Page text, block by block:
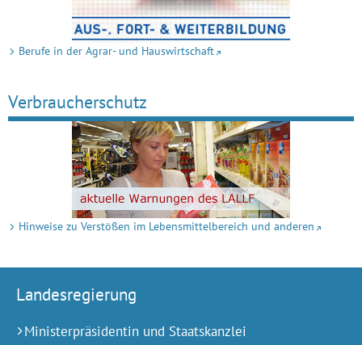
Berufe in der Agrar- und Hauswirtschaft
Verbraucherschutz
Hinweise zu Verstößen im Lebensmittelbereich und anderen
Landesregierung
Ministerpräsidentin und Staatskanzlei